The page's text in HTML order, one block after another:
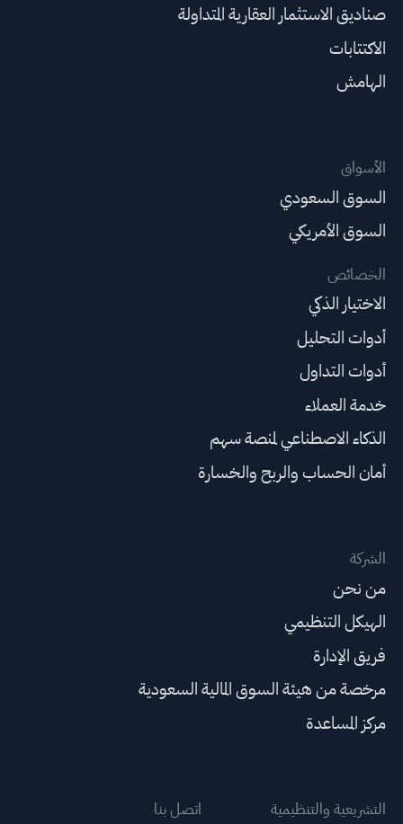
صناديق الاستثمار العقارية المتداولة
الاكتتابات
الهامش
الأسواق
السوق السعودي
السوق الأمريكي
الخصائص
الاختيار الذكي
أدوات التحليل
أدوات التداول
خدمة العملاء
الذكاء الاصطناعي لمنصة سهم
أمان الحساب والربح والخسارة
الشركة
من نحن
الهيكل التنظيمي
فريق الإدارة
مرخصة من هيئة السوق المالية السعودية
مركز المساعدة
التشريعية والتنظيمية اتصل بنا